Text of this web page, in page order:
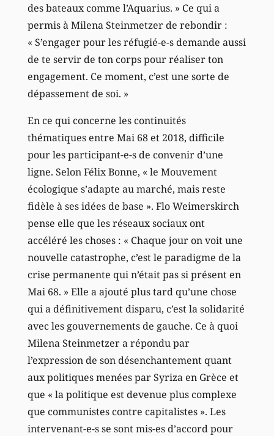
des bateaux comme l’Aquarius. » Ce qui a
permis à Milena Steinmetzer de rebondir :
« S’engager pour les réfugié-e-s demande aussi
de te servir de ton corps pour réaliser ton
engagement. Ce moment, c’est une sorte de
dépassement de soi. »
En ce qui concerne les continuités
thématiques entre Mai 68 et 2018, difficile
pour les participant-e-s de convenir d’une
ligne. Selon Félix Bonne, « le Mouvement
écologique s’adapte au marché, mais reste
fidèle à ses idées de base ». Flo Weimerskirch
pense elle que les réseaux sociaux ont
accéléré les choses : « Chaque jour on voit une
nouvelle catastrophe, c’est le paradigme de la
crise permanente qui n’était pas si présent en
Mai 68. » Elle a ajouté plus tard qu’une chose
qui a définitivement disparu, c’est la solidarité
avec les gouvernements de gauche. Ce à quoi
Milena Steinmetzer a répondu par
l’expression de son désenchantement quant
aux politiques menées par Syriza en Grèce et
que « la politique est devenue plus complexe
que communistes contre capitalistes ». Les
intervenant-e-s se sont mis-es d’accord pour